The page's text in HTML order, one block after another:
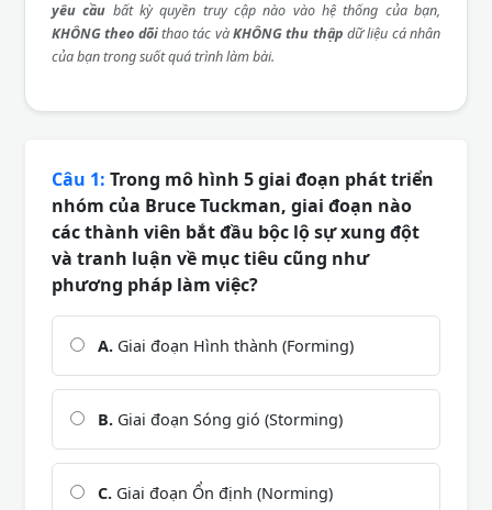
yêu cầu bất kỳ quyền truy cập nào vào hệ thống của bạn,
KHÔNG theo dõithao tác vàKHÔNG thu thập dữ liệu cá nhân
của bạn trong suốt quá trình làm bài.
Câu 1: Trong mô hình 5 giai đoạn phát triển
nhóm của Bruce Tuckman, giai đoạn nào
các thành viên bắt đầu bộc lộ sự xung đột
và tranh luận về mục tiêu cũng như
phương pháp làm việc?
A. Giai đoạn Hình thành (Forming)
B. Giai đoạn Sóng gió (Storming)
C. Giai đoạn Ổn định (Norming)